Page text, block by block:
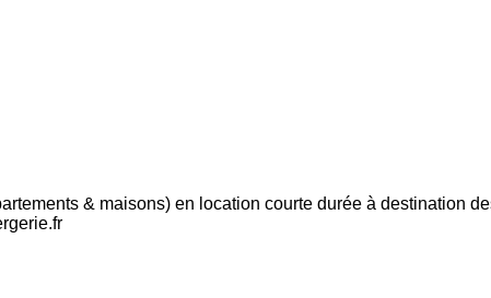
& maisons) en location courte durée à destination